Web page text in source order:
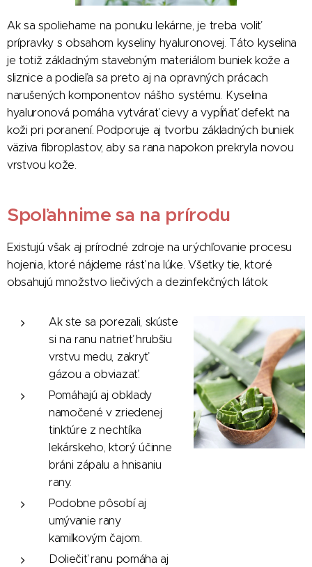
Ak sa spoliehame na ponuku lekárne, je treba voliť
prípravky s obsahom kyseliny hyaluronovej. Táto kyselina
je totiž základným stavebným materiálom buniek kože a
sliznice a podieľa sa preto aj na opravných prácach
narušených komponentov nášho systému. Kyselina
hyaluronová pomáha vytvárať cievy a vypĺňať defekt na
koži pri poranení. Podporuje aj tvorbu základných buniek
väziva fibroplastov, aby sa rana napokon prekryla novou
vrstvou kože.
Spoľahnime sa na prírodu
Existujú však aj prírodné zdroje na urýchľovanie procesu
hojenia, ktoré nájdeme rásť na lúke. Všetky tie, ktoré
obsahujú množstvo liečivých a dezinfekčných látok.
Ak ste sa porezali, skúste
si na ranu natrieť hrubšiu
vrstvu medu, zakryť
gázou a obviazať.
Pomáhajú aj obklady
namočené v zriedenej
tinktúre z nechtíka
lekárskeho, ktorý účinne
bráni zápalu a hnisaniu
rany.
Podobne pôsobí aj
umývanie rany
kamilkovým čajom.
Doliečiť ranu pomáha aj